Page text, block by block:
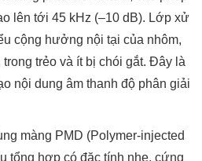
cụ, giọng hát hay âm thanh hiệu